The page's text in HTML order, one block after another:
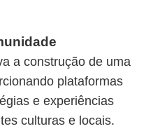
a construção de uma
plataformas
e experiências
culturas e locais.